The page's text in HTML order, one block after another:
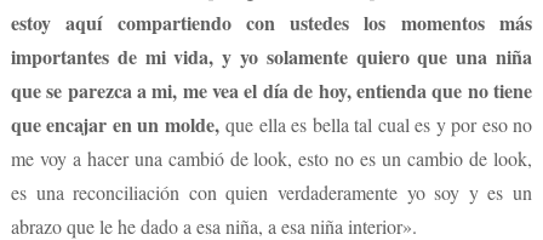
estoy aquí compartiendo con ustedes los momentos más
importantes de mi vida, y yo solamente quiero que una niña
que se parezca a mi, me vea el día de hoy, entienda que no tiene
que encajar en un molde,que ella es bella tal cual es y por eso no
me voy a hacer una cambió de look, esto no es un cambio de look,
es una reconciliación con quien verdaderamente yo soy y es un
abrazo que le he dado a esa niña, a esa niña interior».